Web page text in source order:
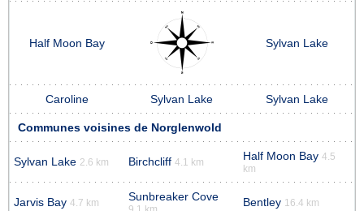
Half Moon Bay Sylvan Lake
Caroline Sylvan Lake Sylvan Lake
Communes voisines de Norglenwold
Sylvan Lake 2.6 km Birchcliff 4.1 km Half Moon Bay 4.5
km
Jarvis Bay 4.7 km Sunbreaker Cove
9.1 km
Bentley 16.4 km